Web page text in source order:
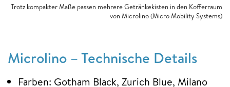
Trotz kompakter Maße passen mehrere Getränkekisten in den Kofferraum
von Microlino (Micro Mobility Systems)
Microlino – Technische Details
Farben: Gotham Black, Zurich Blue, Milano